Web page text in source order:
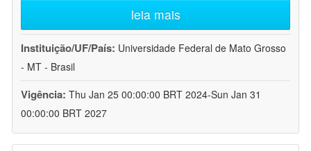
leia mais
Instituição/UF/País: Universidade Federal de Mato Grosso
- MT - Brasil
Vigência: Thu Jan 25 00:00:00 BRT 2024-Sun Jan 31
00:00:00 BRT 2027